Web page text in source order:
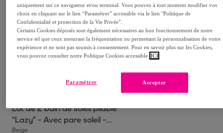
Lot de 2 bain de soleil pliable
"Lazy" - Avec pare soleil -
Beige
Beige
uniquement sur ce navigateur et/ou terminal. Vous pouvez à tout moment modifier vos
choix en cliquant sur le lien “Paramétrer” accessible via le lien "Politique de
Confidentialité et protection de la Vie Privée".
Certains Cookies déposés sont également nécessaires au bon fonctionnement de notre
service tel que ceux mesurant la fréquentation ou permettant la personnalisation de votre
expérience et ne sont pas soumis à consentement. Pour en savoir plus sur les Cookies,
vous pouvez consulter notre Politique Cookies accessible ICI
Accepter
Paramétrer